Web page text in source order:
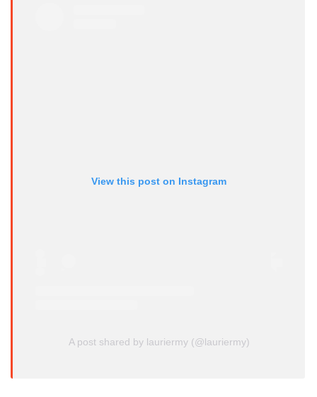
View this post on Instagram
A post shared by lauriermy (@lauriermy)